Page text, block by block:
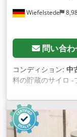
Wiefelstede
問い合わ
コンディション: 中
料の貯蔵のサイロ -
上: 台 -ふた: 取り
Adiock -寸法: